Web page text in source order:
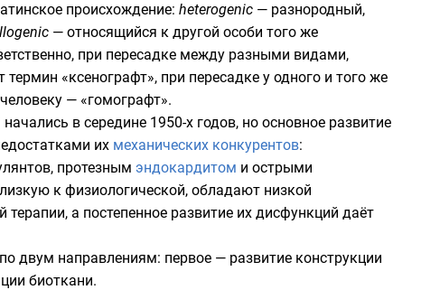
происхождение: heterogenic — разнородный,
— относящийся к другой особи того же
при пересадке между разными видами,
«ксенографт», при пересадке у одного и того же
— «гомографт».
в середине 1950-х годов, но основное развитие
их механических конкурентов:
, протезным эндокардитом и острыми
к физиологической, обладают низкой
а постепенное развитие их дисфункций даёт
двум направлениям: первое — развитие конструкции
биоткани.